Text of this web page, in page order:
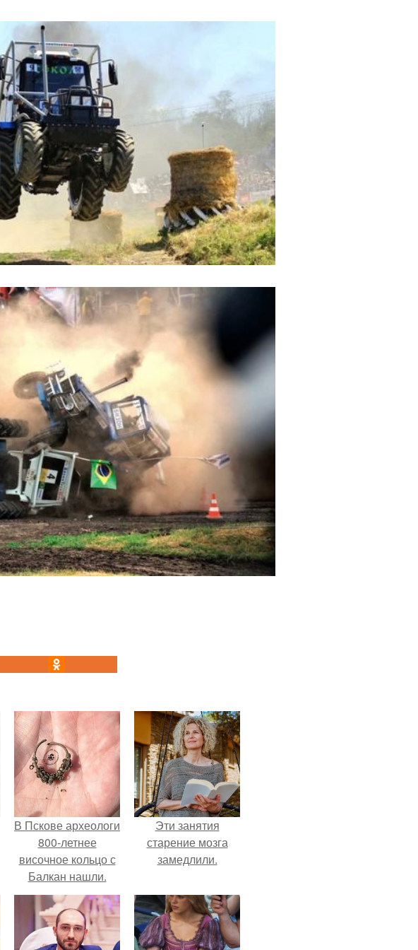
В Пскове археологи
800-летнее
височное кольцо с
Балкан нашли.
Эти занятия
старение мозга
замедлили.